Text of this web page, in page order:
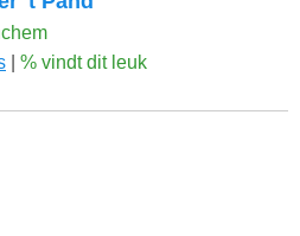
% vindt dit leuk